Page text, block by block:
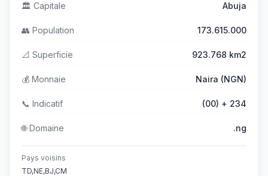
🏛️ Capitale Abuja
👥 Population 173.615.000
📐 Superficie 923.768 km2
💰 Monnaie Naira (NGN)
📞 Indicatif (00) + 234
🌐Domaine .ng
Pays voisins
TD,NE,BJ,CM